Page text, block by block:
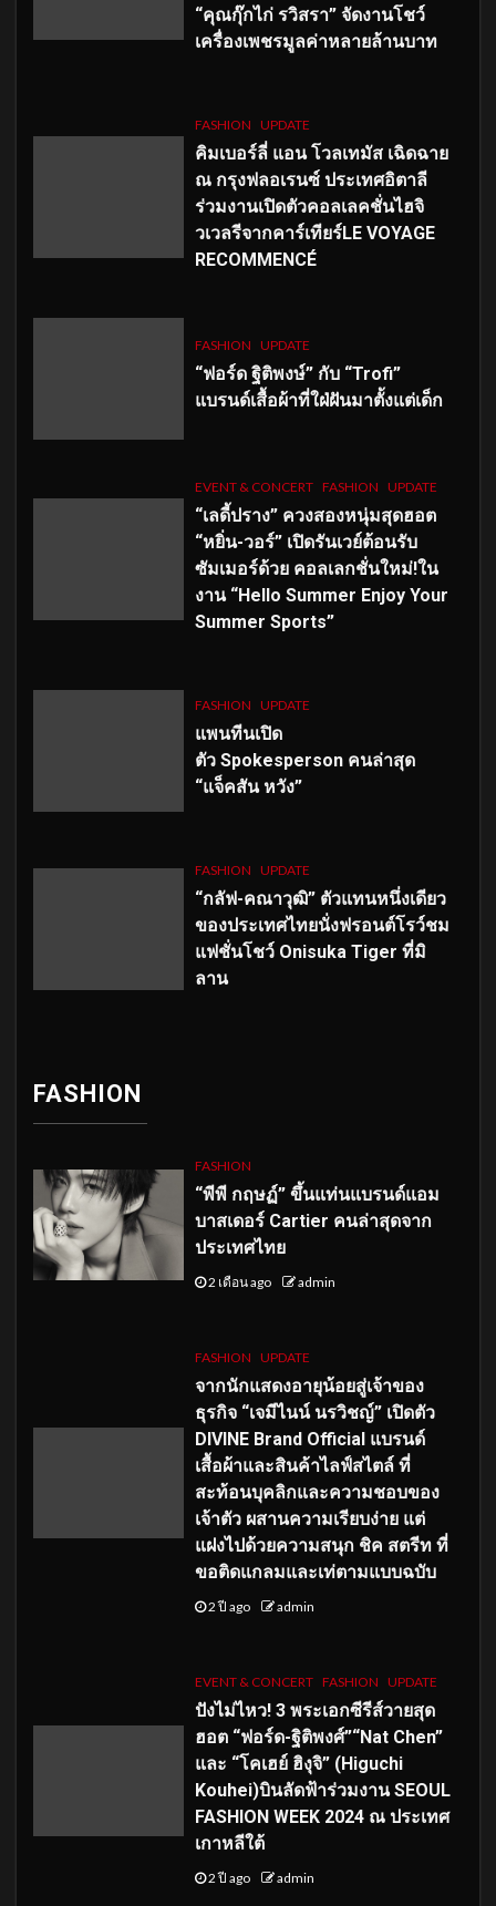
“คุณกุ๊กไก่ รวิสรา” จัดงานโชว์
เครื่องเพชรมูลค่าหลายล้านบาท
FASHION UPDATE
คิมเบอร์ลี่ แอน โวลเทมัส เฉิดฉาย
ณ กรุงฟลอเรนซ์ ประเทศอิตาลี
ร่วมงานเปิดตัวคอลเลคชั่นไฮจิ
วเวลรีจากคาร์เทียร์LE VOYAGE
RECOMMENCÉ
FASHION UPDATE
“ฟอร์ด ฐิติพงษ์” กับ “Trofi”
แบรนด์เสื้อผ้าที่ใฝ่ฝันมาตั้งแต่เด็ก
EVENT & CONCERT FASHION UPDATE
“เลดี้ปราง” ควงสองหนุ่มสุดฮอต
“หยิ่น-วอร์” เปิดรันเวย์ต้อนรับ
ซัมเมอร์ด้วย คอลเลกชั่นใหม่!ใน
งาน “Hello Summer Enjoy Your
Summer Sports”
FASHION UPDATE
แพนทีนเปิด
ตัว Spokesperson คนล่าสุด
“แจ็คสัน หวัง”
FASHION UPDATE
“กลัฟ-คณาวุฒิ” ตัวแทนหนึ่งเดียว
ของประเทศไทยนั่งฟรอนต์โรว์ชม
แฟชั่นโชว์ Onisuka Tiger ที่มิ
ลาน
FASHION
FASHION
“พีพี กฤษฏ์” ขึ้นแท่นแบรนด์แอม
บาสเดอร์ Cartier คนล่าสุดจาก
ประเทศไทย
2 เดือน ago admin
FASHION UPDATE
จากนักแสดงอายุน้อยสู่เจ้าของ
ธุรกิจ “เจมีไนน์ นรวิชญ์” เปิดตัว
DIVINE Brand Official แบรนด์
เสื้อผ้าและสินค้าไลฟ์สไตล์ ที่
สะท้อนบุคลิกและความชอบของ
เจ้าตัว ผสานความเรียบง่าย แต่
แฝงไปด้วยความสนุก ชิค สตรีท ที่
ขอติดแกลมและเท่ตามแบบฉบับ
2 ปี ago admin
EVENT & CONCERT FASHION UPDATE
ปังไม่ไหว! 3 พระเอกซีรีส์วายสุด
ฮอต “ฟอร์ด-ฐิติพงศ์”“Nat Chen”
และ “โคเฮย์ ฮิงุจิ” (Higuchi
Kouhei)บินลัดฟ้าร่วมงาน SEOUL
FASHION WEEK 2024 ณ ประเทศ
เกาหลีใต้
2 ปี ago admin